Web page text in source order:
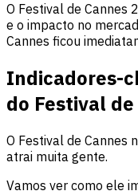
O Festival de Cannes
e o impacto no
Cannes ficou
Indicadores-
do Festival
O Festival de Cannes
atrai muita gente.
Vamos ver como ele